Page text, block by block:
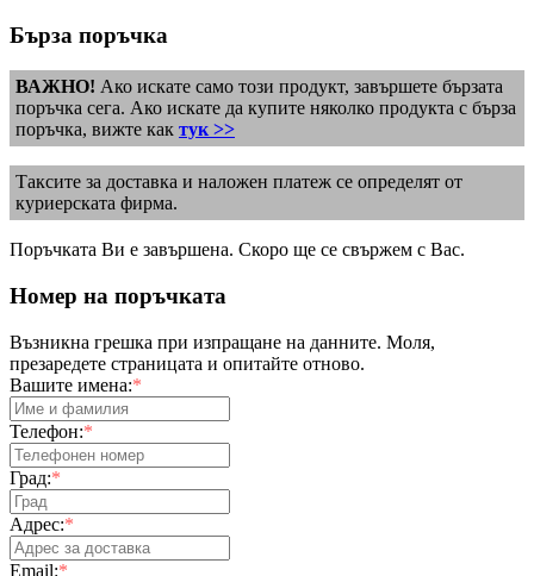
Бърза поръчка
ВАЖНО! Ако искате само този продукт, завършете бързата
поръчка сега. Ако искате да купите няколко продукта с бърза
поръчка, вижте как тук >>
Таксите за доставка и наложен платеж се определят от
куриерската фирма.
Поръчката Ви е завършена. Скоро ще се свържем с Вас.
Номер на поръчката
Възникна грешка при изпращане на данните. Моля,
презаредете страницата и опитайте отново.
Вашите имена:*
Телефон:*
Град:*
Адрес:*
Email:*